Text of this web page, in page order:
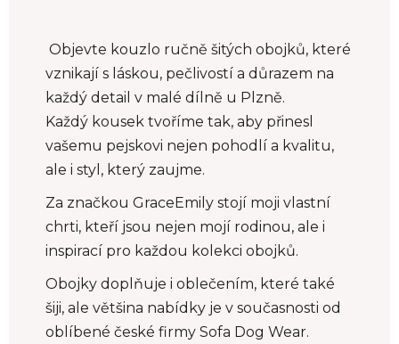
Objevte kouzlo ručně šitých obojků, které
vznikají s láskou, pečlivostí a důrazem na
každý detail v malé dílně u Plzně.
Každý kousek tvoříme tak, aby přinesl
vašemu pejskovi nejen pohodlí a kvalitu,
ale i styl, který zaujme.
Za značkou GraceEmily stojí moji vlastní
chrti, kteří jsou nejen mojí rodinou, ale i
inspirací pro každou kolekci obojků.
Obojky doplňuje i oblečením, které také
šiji, ale většina nabídky je v současnosti od
oblíbené české firmy Sofa Dog Wear.